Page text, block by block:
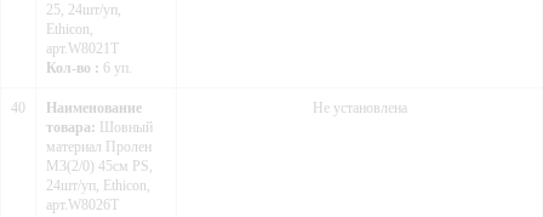
25, 24шт/уп,
Ethicon,
арт.W8021T
Кол-во : 6 уп.
40
Наименование
товара: Шовный
материал Пролен
М3(2/0) 45см PS,
24шт/уп, Ethicon,
арт.W8026Т
Не установлена